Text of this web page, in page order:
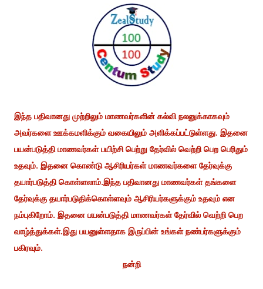
இந்த பதிவானது முற்றிலும் மாணவர்களின் கல்வி நலனுக்காகவும்
அவர்களை ஊக்கமளிக்கும் வகையிலும் அளிக்கப்பட்டுள்ளது. இதனை
பயன்படுத்தி மாணவர்கள் பயிற்சி பெற்று தேர்வில் வெற்றி பெற பெரிதும்
உதவும். இதனை கொண்டு ஆசிரியர்கள் மாணவர்களை தேர்வுக்கு
தயார்படுத்தி கொள்ளலாம்.இந்த பதிவானது மாணவர்கள் தங்களை
தேர்வுக்கு தயார்படுதிக்கொள்ளவும் ஆசிரியர்களுக்கும் உதவும் என
நம்புகிறோம். இதனை பயன்படுத்தி மாணவர்கள் தேர்வில் வெற்றி பெற
வாழ்த்துக்கள்.இது பயனுள்ளதாக இருப்பின் உங்கள் நண்பர்களுக்கும்
பகிரவும்.
நன்றி